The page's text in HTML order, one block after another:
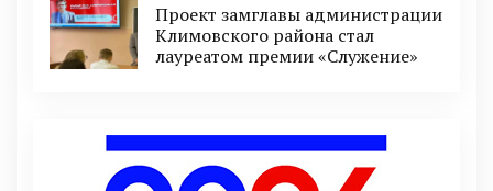
Проект замглавы администрации
Климовского района стал
лауреатом премии «Служение»